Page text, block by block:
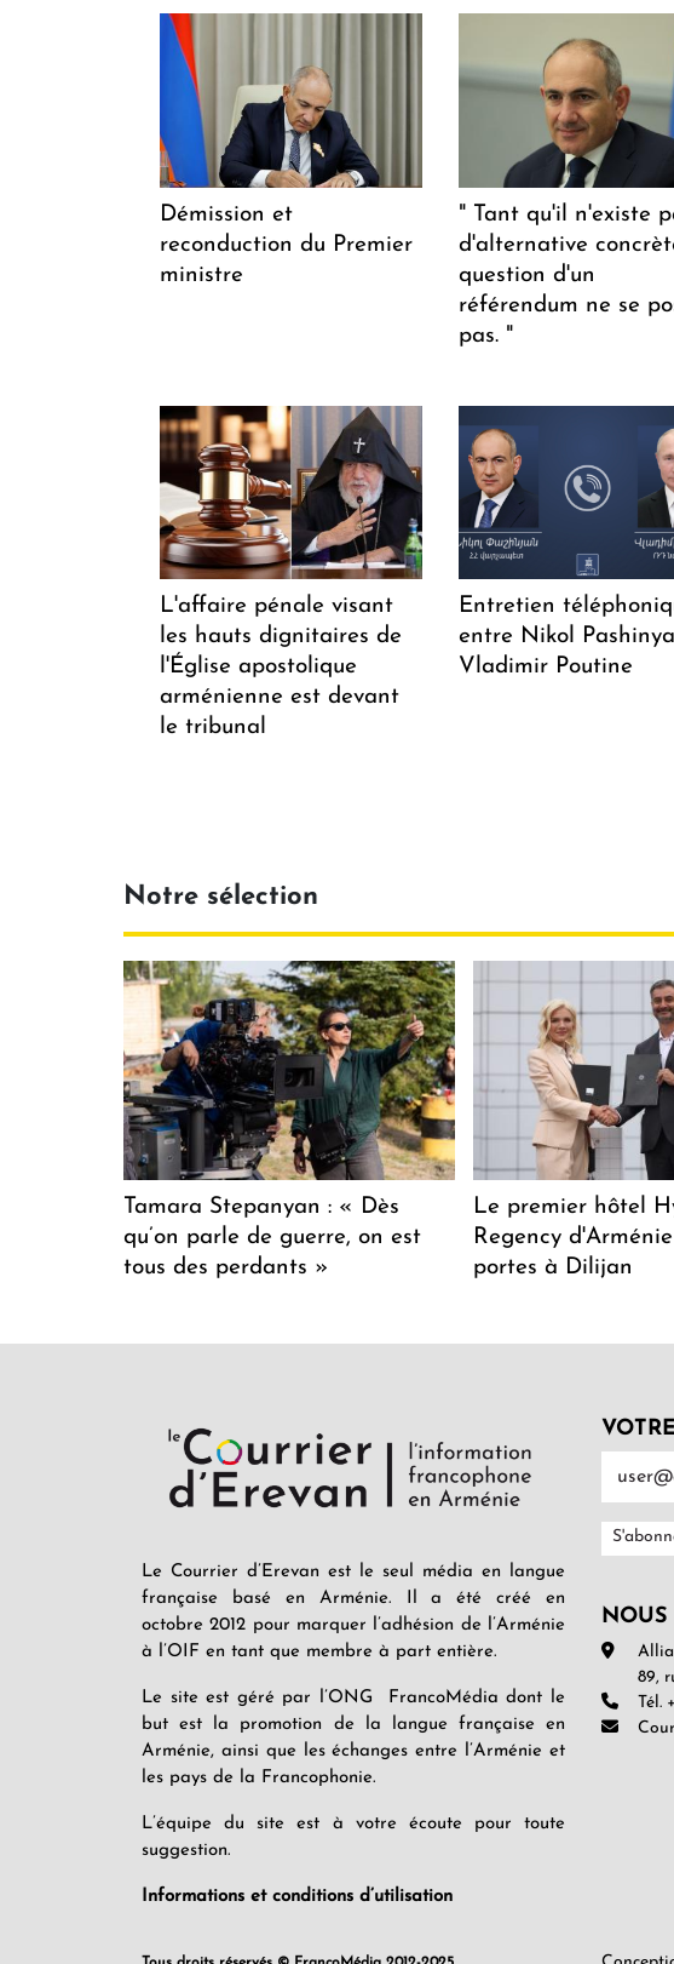
Démission et
reconduction du Premier
ministre
" Tant qu'il n'existe
d'alternative
question d'un
référendum ne se
pas. "
L'affaire pénale visant
les hauts dignitaires de
l'Église apostolique
arménienne est devant
le tribunal
Entretien
entre Nikol
Vladimir Poutine
Notre sélection
Tamara Stepanyan : « Dès
qu’on parle de guerre, on est
tous des perdants »
Le premier hôtel
Regency
portes à Dilijan
Le Courrier d’Erevan est le seul média en langue
française basé en Arménie. Il a été créé en
octobre 2012 pour marquer l’adhésion de l’Arménie
à l’OIF en tant que membre à part entière.
Le site est géré par l’ONG FrancoMédia dont le
but est la promotion de la langue française en
Arménie, ainsi que les échanges entre l’Arménie et
les pays de la Francophonie.
L’équipe du site est à votre écoute pour toute
suggestion.
Informations et conditions d’utilisation
89,
Tél.